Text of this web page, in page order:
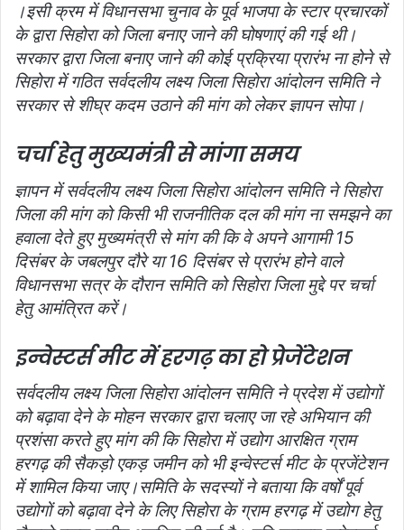
।इसी क्रम में विधानसभा चुनाव के पूर्व भाजपा के स्टार प्रचारकों
के द्वारा सिहोरा को जिला बनाए जाने की घोषणाएं की गई थी।
सरकार द्वारा जिला बनाए जाने की कोई प्रक्रिया प्रारंभ ना होने से
सिहोरा में गठित सर्वदलीय लक्ष्य जिला सिहोरा आंदोलन समिति ने
सरकार से शीघ्र कदम उठाने की मांग को लेकर ज्ञापन सोपा।
चर्चा हेतु मुख्यमंत्री से मांगा समय
ज्ञापन में सर्वदलीय लक्ष्य जिला सिहोरा आंदोलन समिति ने सिहोरा
जिला की मांग को किसी भी राजनीतिक दल की मांग ना समझने का
हवाला देते हुए मुख्यमंत्री से मांग की कि वे अपने आगामी 15
दिसंबर के जबलपुर दौरे या 16 दिसंबर से प्रारंभ होने वाले
विधानसभा सत्र के दौरान समिति को सिहोरा जिला मुद्दे पर चर्चा
हेतु आमंत्रित करें।
इन्वेस्टर्स मीट में हरगढ़ का हो प्रेजेंटेशन
सर्वदलीय लक्ष्य जिला सिहोरा आंदोलन समिति ने प्रदेश में उद्योगों
को बढ़ावा देने के मोहन सरकार द्वारा चलाए जा रहे अभियान की
प्रशंसा करते हुए मांग की कि सिहोरा में उद्योग आरक्षित ग्राम
हरगढ़ की सैकड़ो एकड़ जमीन को भी इन्वेस्टर्स मीट के प्रजेंटेशन
में शामिल किया जाए।समिति के सदस्यों ने बताया कि वर्षों पूर्व
उद्योगों को बढ़ावा देने के लिए सिहोरा के ग्राम हरगढ़ में उद्योग हेतु